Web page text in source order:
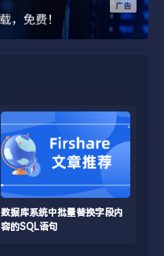
数据库系统中批量替换字段内
容的SQL语句